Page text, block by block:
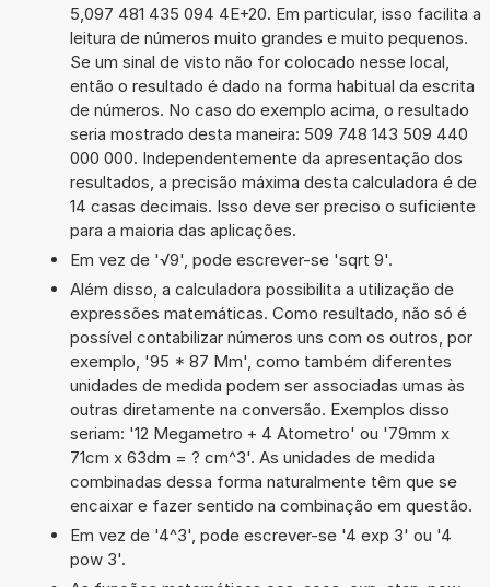
5,097 481 435 094 4E+20. Em particular, isso facilita a
leitura de números muito grandes e muito pequenos.
Se um sinal de visto não for colocado nesse local,
então o resultado é dado na forma habitual da escrita
de números. No caso do exemplo acima, o resultado
seria mostrado desta maneira: 509 748 143 509 440
000 000. Independentemente da apresentação dos
resultados, a precisão máxima desta calculadora é de
14 casas decimais. Isso deve ser preciso o suficiente
para a maioria das aplicações.
Em vez de '√9', pode escrever-se 'sqrt 9'.
Além disso, a calculadora possibilita a utilização de
expressões matemáticas. Como resultado, não só é
possível contabilizar números uns com os outros, por
exemplo, '95 * 87 Mm', como também diferentes
unidades de medida podem ser associadas umas às
outras diretamente na conversão. Exemplos disso
seriam: '12 Megametro + 4 Atometro' ou '79mm x
71cm x 63dm = ? cm^3'. As unidades de medida
combinadas dessa forma naturalmente têm que se
encaixar e fazer sentido na combinação em questão.
Em vez de '4^3', pode escrever-se '4 exp 3' ou '4
pow 3'.